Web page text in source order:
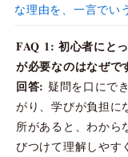
な理由を、一言でい
FAQ 1: 初心者にと
が必要なのはなぜで
回答: 疑問を口にで
がり、学びが負担に
所があると、わから
びつけて理解しやす